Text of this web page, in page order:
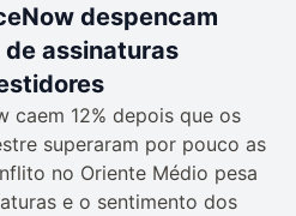
despencam
de assinaturas
caem 12% depois que os
superaram por pouco as
no Oriente Médio pesa
e o sentimento dos